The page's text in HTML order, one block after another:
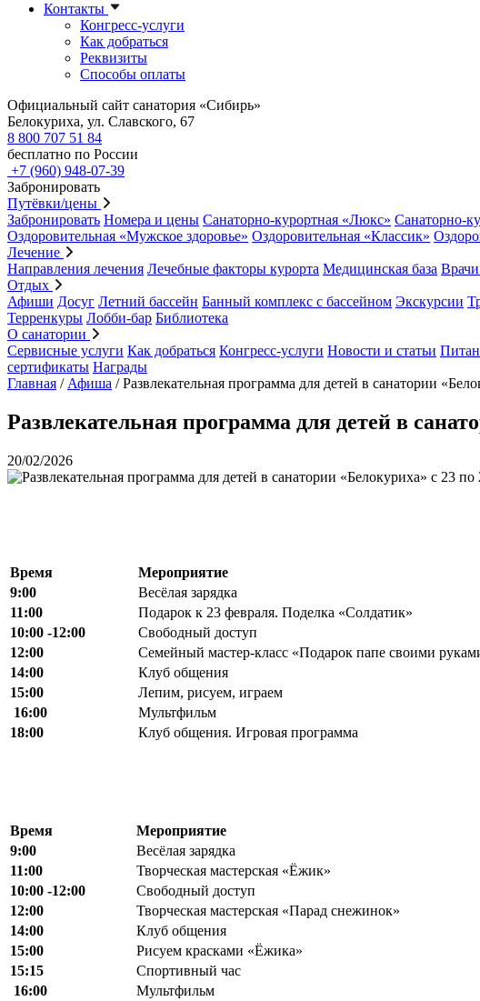
Контакты
Конгресс-услуги
Как добраться
Реквизиты
Способы оплаты
Официальный сайт санатория «Сибирь»
Белокуриха, ул. Славского, 67
8 800 707 51 84
бесплатно по России
+7 (960) 948-07-39
Забронировать
Путёвки/цены
Забронировать Номера и цены Санаторно-курортная «Люкс» Санаторно-
Оздоровительная «Мужское здоровье» Оздоровительная «Классик»
Лечение
Направления лечения Лечебные факторы курорта Медицинская база
Отдых
Афиши Досуг Летний бассейн Банный комплекс с бассейном Экскурсии
Терренкуры Лобби-бар Библиотека
О санатории
Сервисные услуги Как добраться Конгресс-услуги Новости и статьи
сертификаты Награды
Главная / Афиша /Развлекательная программа для детей в санатории
Развлекательная программа для детей в
20/02/2026
Время Мероприятие
9:00
Весёлая зарядка
11:00
Подарок к 23 февраля. Поделка «Солдатик»
10:00 -12:00
Свободный доступ
12:00
Семейный мастер-класс «Подарок папе своими
14:00
Клуб общения
15:00
Лепим, рисуем, играем
16:00
Мультфильм
18:00
Клуб общения. Игровая программа
Время Мероприятие
9:00
Весёлая зарядка
11:00
Творческая мастерская «Ёжик»
10:00 -12:00
Свободный доступ
12:00
Творческая мастерская «Парад снежинок»
14:00
Клуб общения
15:00
Рисуем красками «Ёжика»
15:15
Спортивный час
16:00
Мультфильм